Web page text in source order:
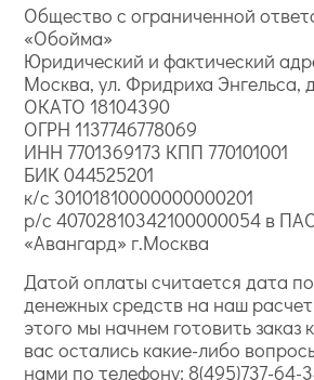
Общество с ограниченной
«Обойма»
Юридический и фактический
Москва, ул. Фридриха Энгельса,
ОКАТО 18104390
ОГРН 1137746778069
ИНН 7701369173 КПП 770101001
БИК 044525201
к/с 30101810000000000201
р/с 40702810342100000054 в
«Авангард» г.Москва
Датой оплаты считается дата
денежных средств на наш
этого мы начнем готовить заказ
вас остались какие-либо
нами по телефону: 8(495)737-64-